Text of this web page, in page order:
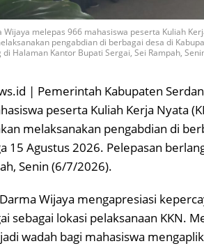
Wijaya melepas 966 mahasiswa peserta Kuliah
pengabdian di berbagai desa di
Halaman Kantor Bupati Sergai, Sei Rampah,
| Pemerintah Kabupaten
peserta Kuliah Kerja Nyata
melaksanakan pengabdian di
15 Agustus 2026. Pelepasan
Senin (6/7/2026).
Wijaya mengapresiasi
sebagai lokasi pelaksanaan KKN.
wadah bagi mahasiswa